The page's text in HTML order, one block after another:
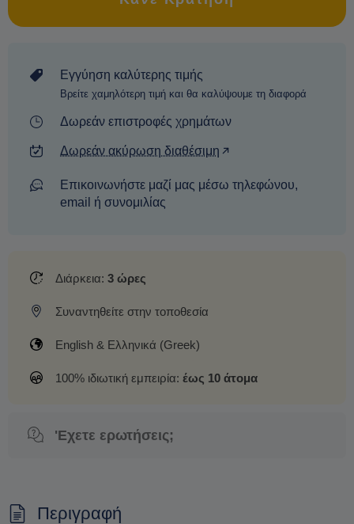
Εγγύηση καλύτερης τιμής
Βρείτε χαμηλότερη τιμή και θα καλύψουμε τη διαφορά
Δωρεάν επιστροφές χρημάτων
Δωρεάν ακύρωση διαθέσιμη
Επικοινωνήστε μαζί μας μέσω τηλεφώνου,
email ή συνομιλίας
Διάρκεια: 3 ώρες
Συναντηθείτε στην τοποθεσία
English & Ελληνικά (Greek)
100% ιδιωτική εμπειρία: έως 10 άτομα
'Εχετε ερωτήσεις;
Περιγραφή